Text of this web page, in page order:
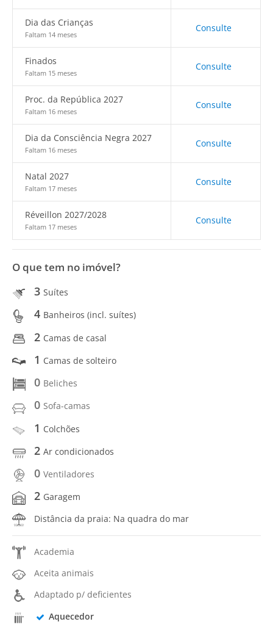
Dia das Crianças
Faltam 14 meses
Consulte
Finados
Faltam 15 meses
Consulte
Proc. da República 2027
Faltam 16 meses
Consulte
Dia da Consciência Negra 2027
Faltam 16 meses
Consulte
Natal 2027
Faltam 17 meses
Consulte
Réveillon 2027/2028
Faltam 17 meses
Consulte
O que tem no imóvel?
3 Suítes
4 Banheiros (incl. suítes)
2 Camas de casal
1 Camas de solteiro
0 Beliches
0 Sofa-camas
1 Colchões
2 Ar condicionados
0 Ventiladores
2 Garagem
Distância da praia: Na quadra do mar
Academia
Aceita animais
Adaptado p/ deficientes
Aquecedor